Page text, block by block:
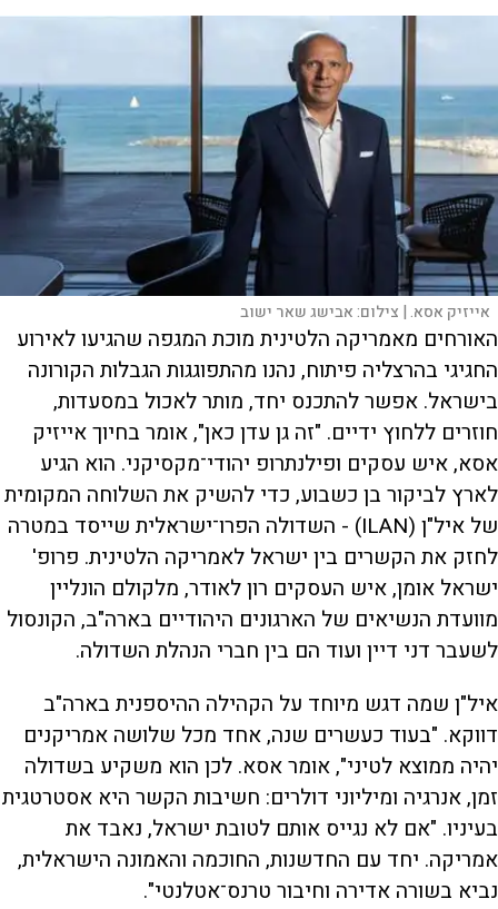
אייזיק אסא. | צילום:אבישג שאר ישוב
האורחים מאמריקה הלטינית מוכת המגפה שהגיעו לאירוע
החגיגי בהרצליה פיתוח, נהנו מהתפוגגות הגבלות הקורונה
בישראל. אפשר להתכנס יחד, מותר לאכול במסעדות,
חוזרים ללחוץ ידיים. "זה גן עדן כאן", אומר בחיוך אייזיק
אסא, איש עסקים ופילנתרופ יהודי־מקסיקני. הוא הגיע
לארץ לביקור בן כשבוע, כדי להשיק את השלוחה המקומית
של איל"ן (ILAN) - השדולה הפרו־ישראלית שייסד במטרה
לחזק את הקשרים בין ישראל לאמריקה הלטינית. פרופ'
ישראל אומן, איש העסקים רון לאודר, מלקולם הונליין
מוועדת הנשיאים של הארגונים היהודיים בארה"ב, הקונסול
לשעבר דני דיין ועוד הם בין חברי הנהלת השדולה.
איל"ן שמה דגש מיוחד על הקהילה ההיספנית בארה"ב
דווקא. "בעוד כעשרים שנה, אחד מכל שלושה אמריקנים
יהיה ממוצא לטיני", אומר אסא. לכן הוא משקיע בשדולה
זמן, אנרגיה ומיליוני דולרים: חשיבות הקשר היא אסטרטגית
בעיניו. "אם לא נגייס אותם לטובת ישראל, נאבד את
אמריקה. יחד עם החדשנות, החוכמה והאמונה הישראלית,
נביא בשורה אדירה וחיבור טרנס־אטלנטי".